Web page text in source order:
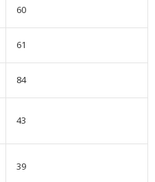
60
61
84
43
39